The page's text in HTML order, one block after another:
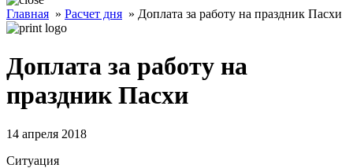
Главная » Расчет дня » Доплата за работу на праздник Пасхи
Доплата за работу на
праздник Пасхи
14 апреля 2018
Ситуация